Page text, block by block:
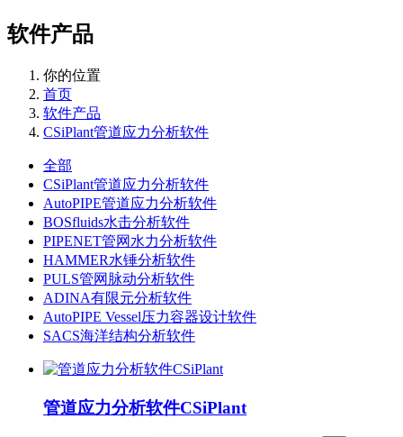
软件产品
你的位置
首页
软件产品
CSiPlant管道应力分析软件
全部
CSiPlant管道应力分析软件
AutoPIPE管道应力分析软件
BOSfluids水击分析软件
PIPENET管网水力分析软件
HAMMER水锤分析软件
PULS管网脉动分析软件
ADINA有限元分析软件
AutoPIPE Vessel压力容器设计软件
SACS海洋结构分析软件
管道应力分析软件CSiPlant